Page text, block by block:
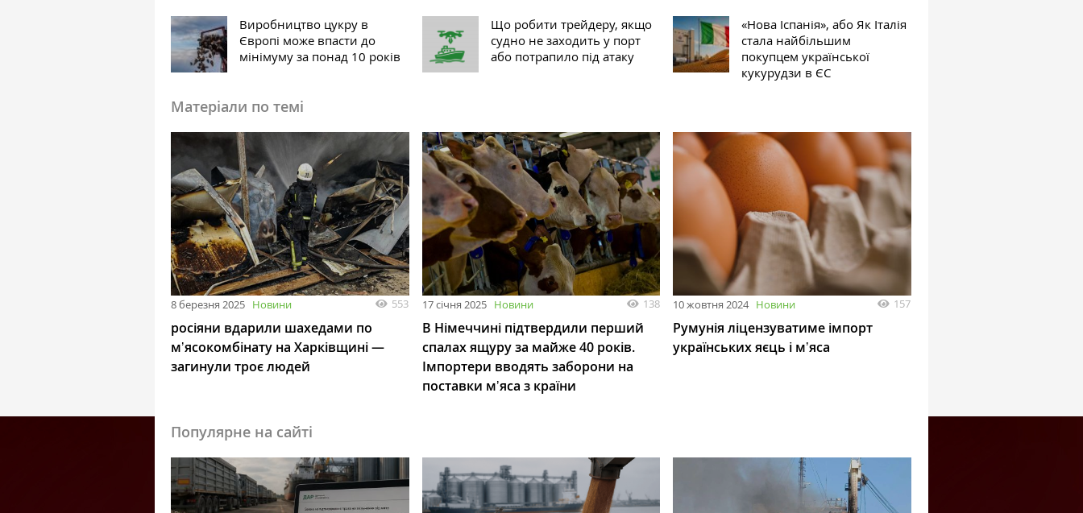
Виробництво цукру в
Європі може впасти до
мінімуму за понад 10 років
Що робити трейдеру, якщо
судно не заходить у порт
або потрапило під атаку
«Нова Іспанія», або Як Італія
стала найбільшим
покупцем української
кукурудзи в ЄС
Матеріали по темі
8 березня 2025 Новини 553
росіяни вдарили шахедами по
мʼясокомбінату на Харківщині —
загинули троє людей
17 січня 2025 Новини 138
В Німеччині підтвердили перший
спалах ящуру за майже 40 років.
Імпортери вводять заборони на
поставки мʼяса з країни
10 жовтня 2024 Новини 157
Румунія ліцензуватиме імпорт
українських яєць і мʼяса
Популярне на сайті